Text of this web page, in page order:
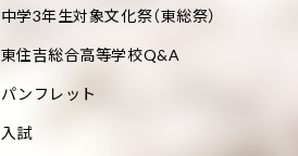
中学3年生対象文化祭（東総祭）
東住吉総合高等学校Q&A
パンフレット
入試